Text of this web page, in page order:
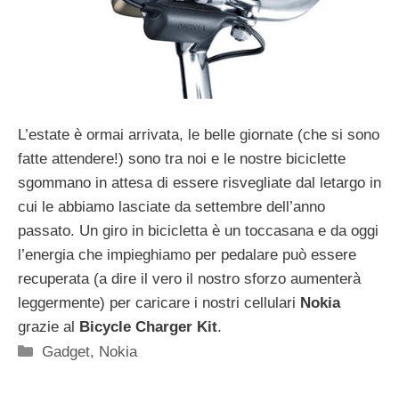
L’estate è ormai arrivata, le belle giornate (che si sono
fatte attendere!) sono tra noi e le nostre biciclette
sgommano in attesa di essere risvegliate dal letargo in
cui le abbiamo lasciate da settembre dell’anno
passato. Un giro in bicicletta è un toccasana e da oggi
l’energia che impieghiamo per pedalare può essere
recuperata (a dire il vero il nostro sforzo aumenterà
leggermente) per caricare i nostri cellulari Nokia
grazie al Bicycle Charger Kit.
Categorie
Gadget, Nokia